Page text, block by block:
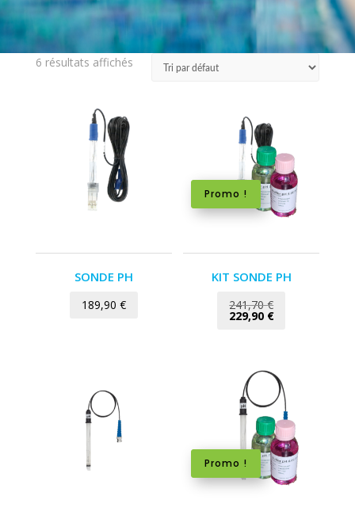
6 résultats affichés
SONDE PH
189,90 €
Promo !
KIT SONDE PH
241,70€Le
prix
229,90 €Le
Promo !